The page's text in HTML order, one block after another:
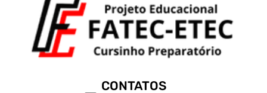
CONTATOS